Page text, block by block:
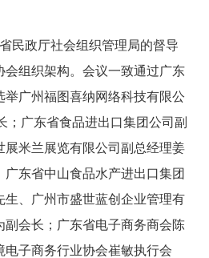
民政厅社会组织管理局的督导
会组织架构。会议一致通过广东
广州福图喜纳网络科技有限公
；广东省食品进出口集团公司副
展米兰展览有限公司副总经理姜
东省中山食品水产进出口集团
生、广州市盛世蓝创企业管理有
副会长；广东省电子商务商会陈
子商务行业协会崔敏执行会